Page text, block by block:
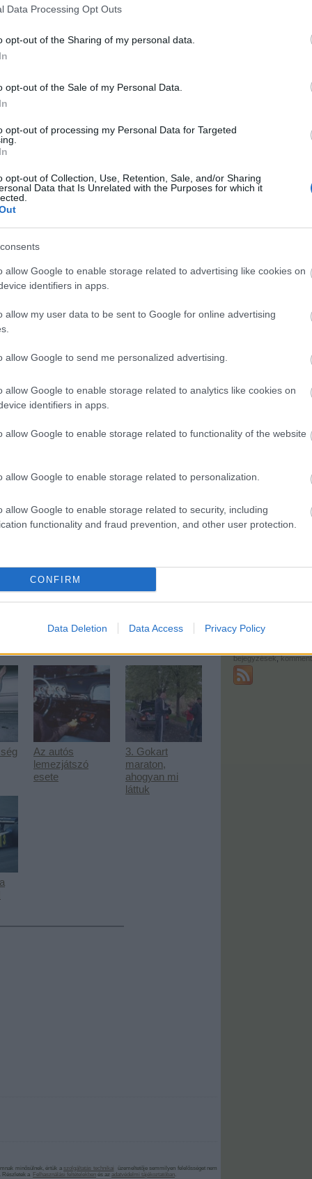
Data Processing Opt Outs
opt-out of the Sharing of my personal data.
opt-out of the Sale of my Personal Data.
opt-out of processing my Personal Data for Targeted
opt-out of Collection, Use, Retention, Sale, and/or Sharing
Data that Is Unrelated with the Purposes for which it
allow Google to enable storage related to advertising like cookies on
identifiers in apps.
allow my user data to be sent to Google for online advertising
allow Google to send me personalized advertising.
allow Google to enable storage related to analytics like cookies on
identifiers in apps.
allow Google to enable storage related to functionality of the website
allow Google to enable storage related to personalization.
allow Google to enable storage related to security, including
functionality and fraud prevention, and other user protection.
CONFIRM
Data Deletion Data Access Privacy Policy
pótkocsi parkolt a
Kétbetű-négyszám:
2011 december
2011 január
2010 december
2010 augusztus (3)
Kik vagyunk: apamacko
Kik vagyunk: feketenap
Kik vagyunk: Lowtyo
Kik vagyunk: oMm
Kik vagyunk: scheerti
Kik vagyunk:
Képeink,
feedek
RSS 2.0
bejegyzések,
sosem látott konstrukcióhoz? Nem máshonnan, mint a
személy és utasszállító gépétől a Junkers Ju-52/3M modelltől
volt a költséghatékonyság, ami nem véletlen, hiszen a
mutatták be, s még ebben az évben a gyártása is
szorítani, és a nem stratégiai nyersanyagokból épülő gép
bizonyíték, hogy az utolsó darabot Svájcban, 1981-ben
gép a repülőnapok sztárja.
rám, addig nem akartam ilyet venni, de most megyek,
Az autós
lemezjátszó
esete
3. Gokart
maraton,
ahogyan mi
láttuk
minősülnek, értük a szolgáltatás technikai üzemeltetője semmilyen felelősséget nem
Részletek a
Felhasználási feltételekben és az adatvédelmi tájékoztatóban.